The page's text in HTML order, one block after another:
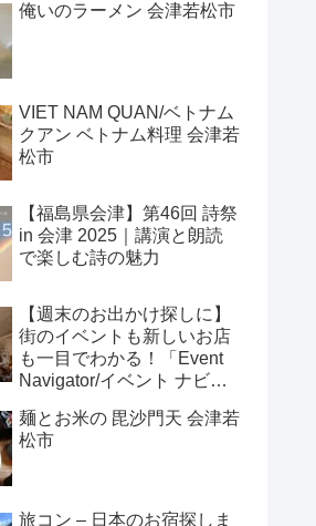
俺いのラーメン 会津若松市
VIET NAM QUAN/ベトナム
クアン ベトナム料理 会津若
松市
【福島県会津】第46回 詩祭
in 会津 2025｜講演と朗読
で楽しむ詩の魅力
【週末のお出かけ探しに】
街のイベントも新しいお店
も一目でわかる！「Event
Navigator/イベント ナビゲ
麺とお米の 毘沙門天 会津若
松市
旅コン – 日本のお宿探しま